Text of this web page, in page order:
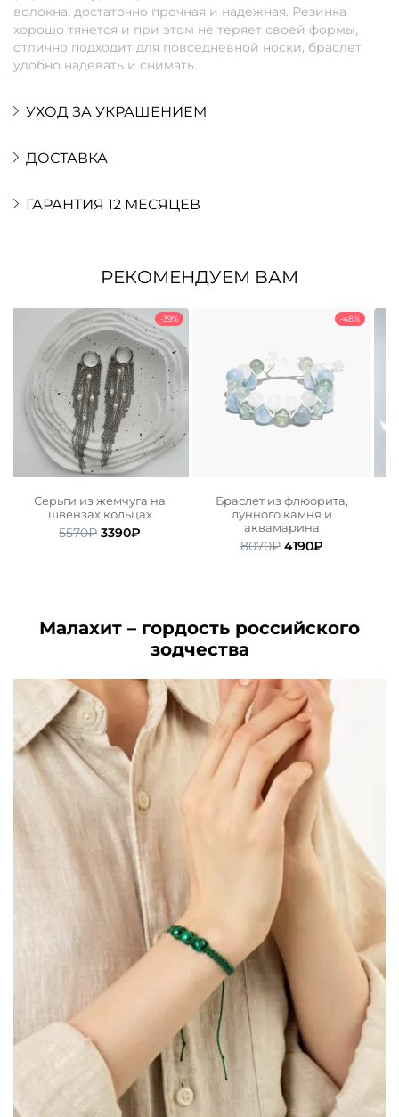
волокна, достаточно прочная и надежная. Резинка
хорошо тянется и при этом не теряет своей формы,
отлично подходит для повседневной носки, браслет
удобно надевать и снимать.
УХОД ЗА УКРАШЕНИЕМ
ДОСТАВКА
ГАРАНТИЯ 12 МЕСЯЦЕВ
РЕКОМЕНДУЕМ ВАМ
-39%
Серьги из жемчуга на
швензах кольцах
5570₽ Первоначальная
3390₽
-48%
Браслет из флюорита,
лунного камня и
аквамарина
8070₽ Первоначальная
4190₽Текущая
Малахит – гордость российского
зодчества